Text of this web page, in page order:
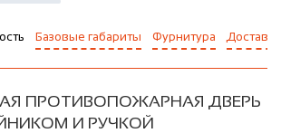
Базовые габариты Фурнитура Доставка
ПРОТИВОПОЖАРНАЯ ДВЕРЬ
И РУЧКОЙ